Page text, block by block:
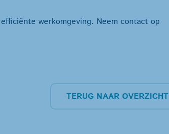
werkomgeving. Neem contact op
TERUG NAAR OVERZICHT